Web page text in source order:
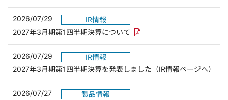
2026/07/29
IR情報
2027年3月期第1四半期決算について PDFリンクを新しいウィンド
2026/07/29
IR情報
2027年3月期第1四半期決算を発表しました（IR情報ページへ）
2026/07/27
製品情報